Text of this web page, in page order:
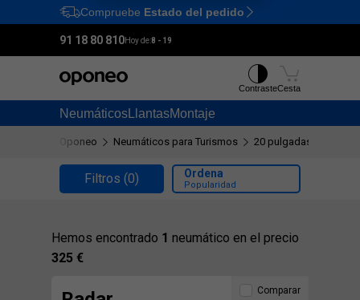
Ctrl M
Compruebe Estado del pedido
91 18 80 810Hoy de:8 - 19
Neumáticos LlantasMontaje
ContrasteCesta
Oponeo Neumáticos para Turismos 20 pulgadas
Filtros (0)
Hemos encontrado 1 neumático en el precio
325 €
Ordena
Popularidad
Comparar